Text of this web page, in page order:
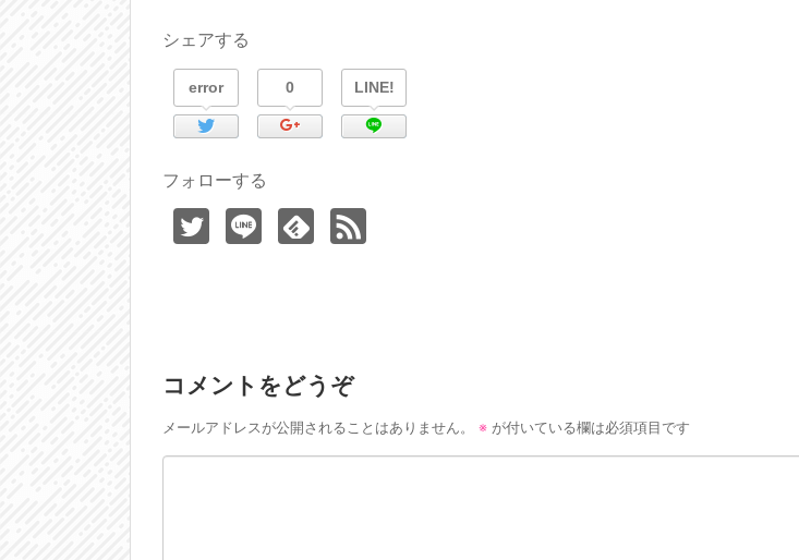
シェアする
error 0 LINE!
フォローする
コメントをどうぞ
メールアドレスが公開されることはありません。 ※ が付いている欄は必須項目です